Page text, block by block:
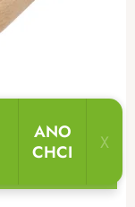
🔥👉
ANO
CHCI
X